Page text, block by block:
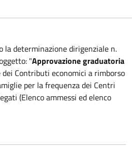
la determinazione dirigenziale n.
"Approvazione graduatoria
dei Contributi economici a rimborso
per la frequenza dei Centri
(Elenco ammessi ed elenco